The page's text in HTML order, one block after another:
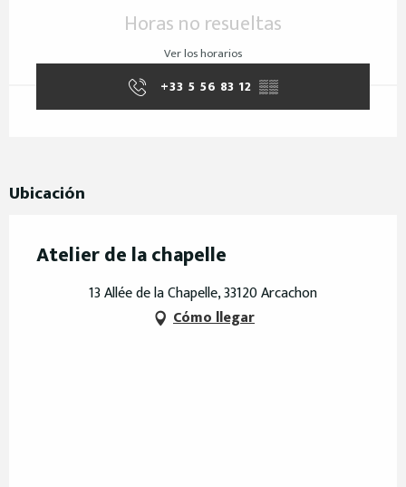
Horas no resueltas
Ver los horarios
+33 5 56 83 12 ▒▒
Ubicación
Atelier de la chapelle
13 Allée de la Chapelle, 33120 Arcachon
Cómo llegar